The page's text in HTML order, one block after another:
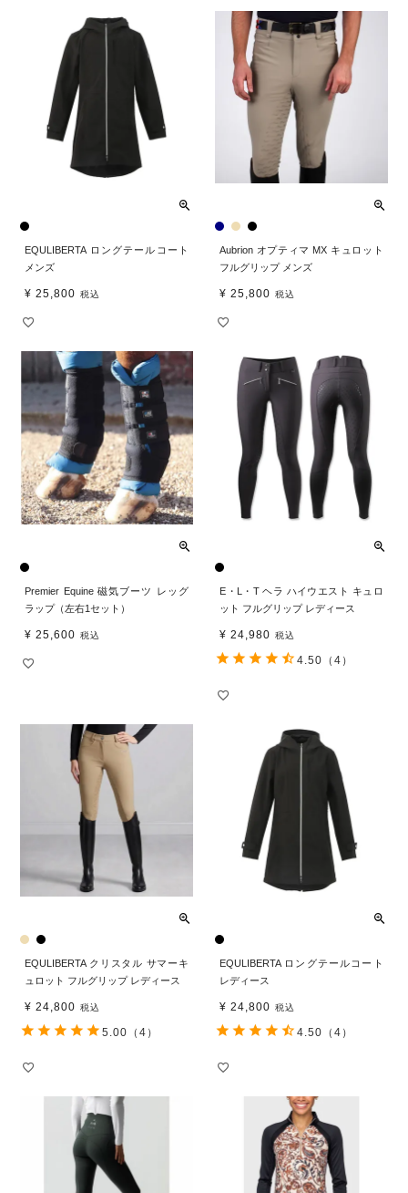
EQULIBERTA ロングテールコート
メンズ
¥ 25,800 税込
Aubrion オプティマ MX キュロット
フルグリップ メンズ
¥ 25,800 税込
Premier Equine 磁気ブーツ レッグ
ラップ（左右1セット）
¥ 25,600 税込
E・L・T ヘラ ハイウエスト キュロ
ット フルグリップ レディース
¥ 24,980 税込
4.50 （4）
EQULIBERTA クリスタル サマーキ
ュロット フルグリップ レディース
¥ 24,800 税込
5.00 （4）
EQULIBERTA ロングテールコート
レディース
¥ 24,800 税込
4.50 （4）